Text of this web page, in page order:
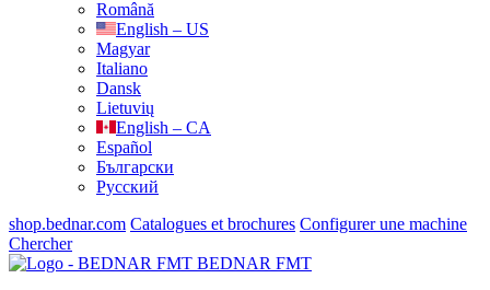
Română
English – US
Magyar
Italiano
Dansk
Lietuvių
English – CA
Español
Български
Русский
shop.bednar.com Catalogues et brochures Configurer une machine
Chercher
BEDNAR FMT